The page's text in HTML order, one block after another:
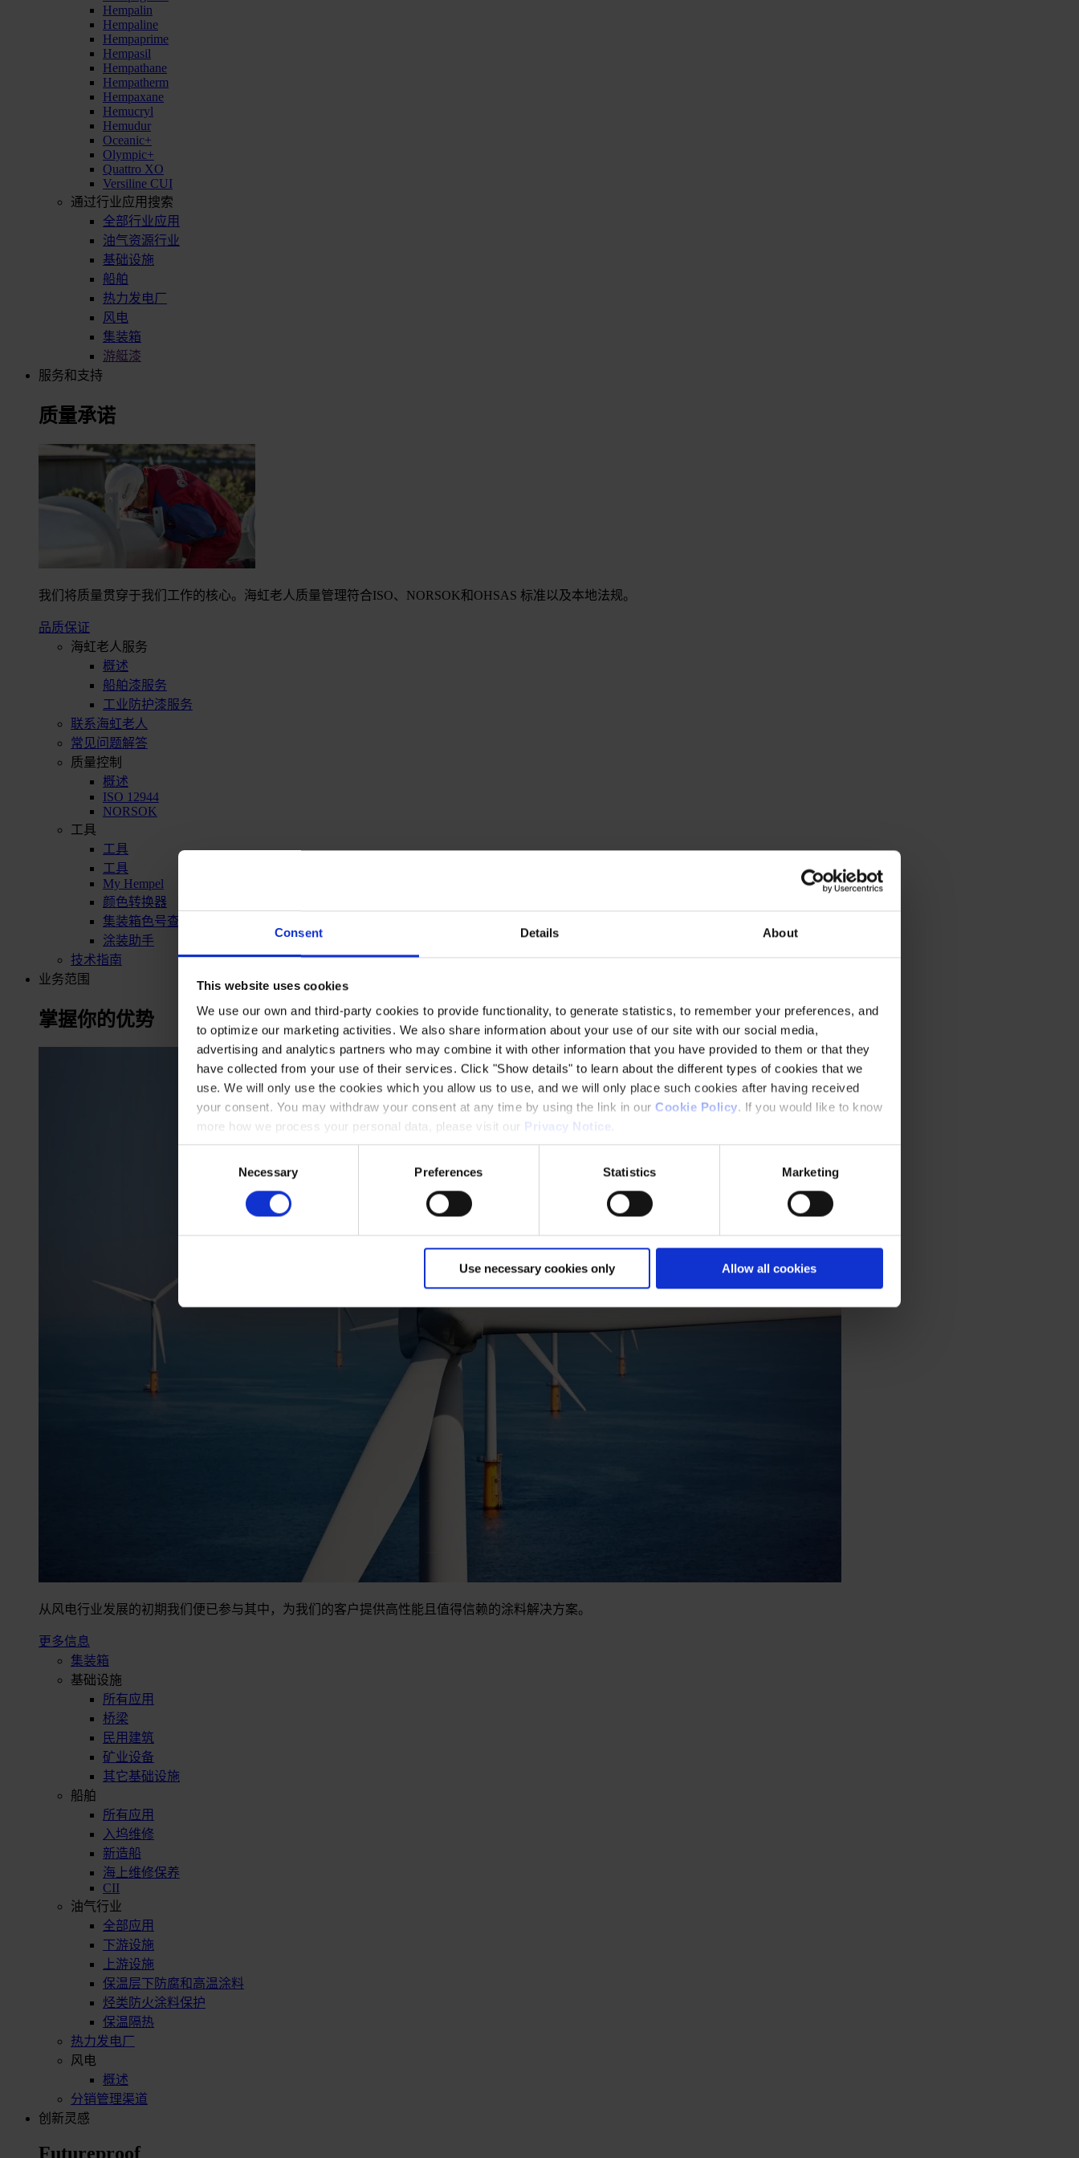
Consent Details About
This website uses cookies
We use our own and third-party cookies to provide functionality, to generate statistics, to remember your preferences, and
to optimize our marketing activities. We also share information about your use of our site with our social media,
advertising and analytics partners who may combine it with other information that you have provided to them or that they
have collected from your use of their services. Click "Show details" to learn about the different types of cookies that we
use. We will only use the cookies which you allow us to use, and we will only place such cookies after having received
your consent. You may withdraw your consent at any time by using the link in our Cookie Policy. If you would like to know
more how we process your personal data, please visit our Privacy Notice
Necessary Preferences Statistics Marketing
Use necessary cookies only Allow all cookies
Hempalin
Hempaline
Hempaprime
Hempasil
Hempathane
Hempatherm
Hempaxane
Hemucryl
Hemudur
Oceanic+
Olympic+
Quattro XO
Versiline CUI
通过行业应用搜索
全部行业应用
油气资源行业
基础设施
船舶
热力发电厂
风电
集装箱
游艇漆
服务和支持
质量承诺
我们将质量贯穿于我们工作的核心。海虹老人质量管理符合ISO、NORSOK和OHSAS 标准以及本地法规。
品质保证
海虹老人服务
概述
船舶漆服务
工业防护漆服务
联系海虹老人
常见问题解答
质量控制
概述
ISO 12944
NORSOK
工具
工具
工具
My Hempel
颜色转换器
集装箱色号查询
涂装助手
技术指南
业务范围
掌握你的优势
从风电行业发展的初期我们便已参与其中，为我们的客户提供高性能且值得信赖的涂料解决方案。
更多信息
集装箱
基础设施
所有应用
桥梁
民用建筑
矿业设备
其它基础设施
船舶
所有应用
入坞维修
新造船
海上维修保养
CII
油气行业
全部应用
下游设施
上游设施
保温层下防腐和高温涂料
烃类防火涂料保护
保温隔热
热力发电厂
风电
概述
分销管理渠道
创新灵感
Futureproof